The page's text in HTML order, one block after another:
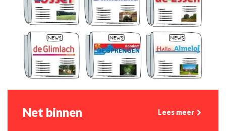
Net binnen Lees meer